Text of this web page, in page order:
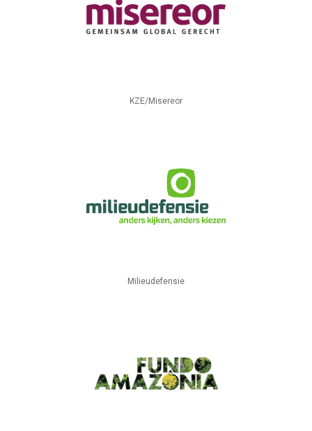
KZE/Misereor
Milieudefensie